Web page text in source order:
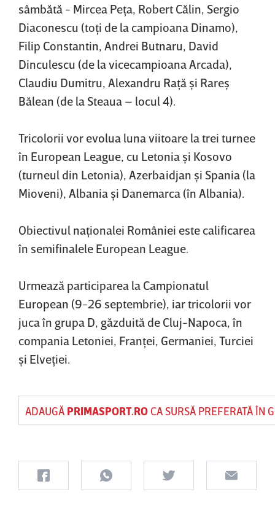
sâmbătă - Mircea Peţa, Robert Călin, Sergio
Diaconescu (toţi de la campioana Dinamo),
Filip Constantin, Andrei Butnaru, David
Dinculescu (de la vicecampioana Arcada),
Claudiu Dumitru, Alexandru Raţă şi Rareş
Bălean (de la Steaua – locul 4).
Tricolorii vor evolua luna viitoare la trei turnee
în European League, cu Letonia şi Kosovo
(turneul din Letonia), Azerbaidjan şi Spania (la
Mioveni), Albania şi Danemarca (în Albania).
Obiectivul naţionalei României este calificarea
în semifinalele European League.
Urmează participarea la Campionatul
European (9-26 septembrie), iar tricolorii vor
juca în grupa D, găzduită de Cluj-Napoca, în
compania Letoniei, Franţei, Germaniei, Turciei
şi Elveţiei.
ADAUGĂ PRIMASPORT.ROCA SURSĂ PREFERATĂ ÎN